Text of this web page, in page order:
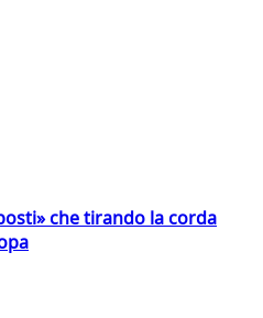
che tirando la corda